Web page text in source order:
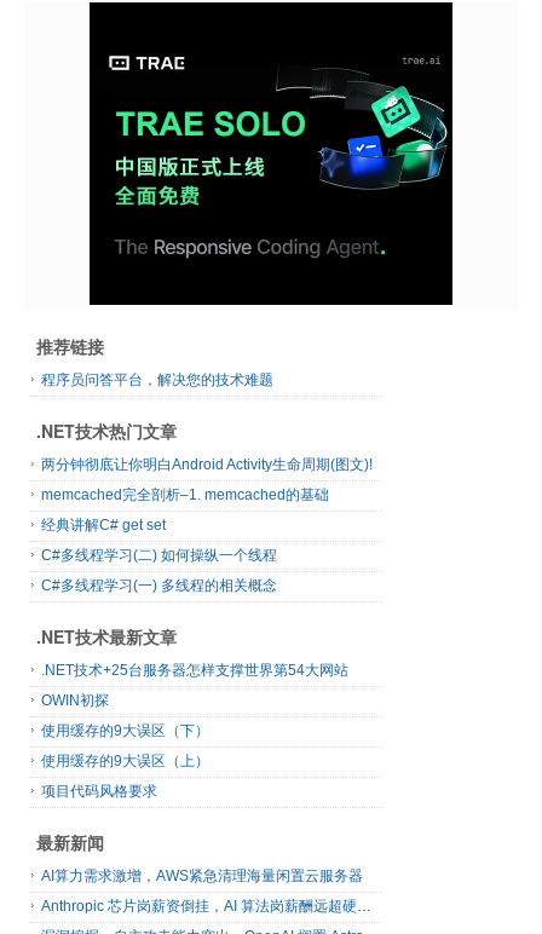
推荐链接
程序员问答平台，解决您的技术难题
.NET技术热门文章
两分钟彻底让你明白Android Activity生命周期(图文)!
memcached完全剖析–1. memcached的基础
经典讲解C# get set
C#多线程学习(二) 如何操纵一个线程
C#多线程学习(一) 多线程的相关概念
.NET技术最新文章
.NET技术+25台服务器怎样支撑世界第54大网站
OWIN初探
使用缓存的9大误区（下）
使用缓存的9大误区（上）
项目代码风格要求
最新新闻
AI算力需求激增，AWS紧急清理海量闲置云服务器